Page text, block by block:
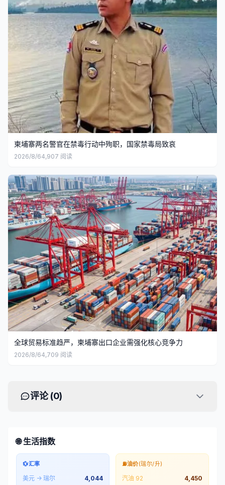
柬埔寨两名警官在禁毒行动中殉职，国家禁毒局致哀
2026/8/64,907 阅读
全球贸易标准趋严，柬埔寨出口企业需强化核心竞争力
2026/8/64,709 阅读
评论 (0)
🌐 生活指数
💱汇率
美元 → 瑞尔
4,044
⛽油价(瑞尔/升)
汽油 92
4,450